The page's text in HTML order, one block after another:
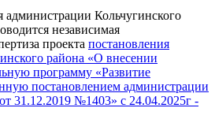
администрации Кольчугинского
независимая
проекта постановления
района «О внесении
программу «Развитие
постановлением администрации
31.12.2019 №1403» с 24.04.2025г -